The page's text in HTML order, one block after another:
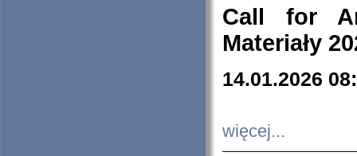
Call for
Materiały
14.01.2026
więcej...